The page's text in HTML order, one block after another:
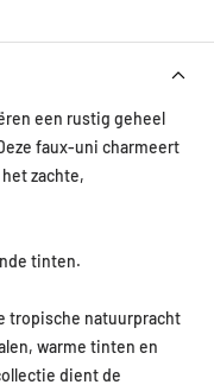
een rustig geheel
faux-uni charmeert
zachte,
tinten.
tropische natuurpracht
warme tinten en
dient de